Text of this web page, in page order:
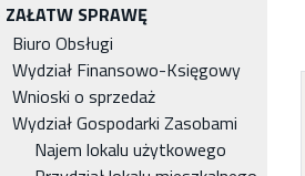
ZAŁATW SPRAWĘ
Biuro Obsługi
Wydział Finansowo-Księgowy
Wnioski o sprzedaż
Wydział Gospodarki Zasobami
Najem lokalu użytkowego